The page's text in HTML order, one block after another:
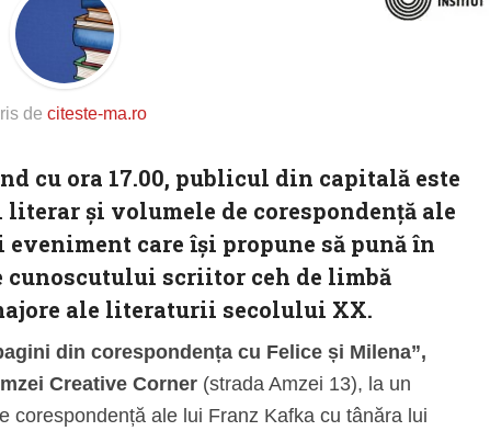
de citeste-ma.ro
cu ora 17.00, publicul din capitală este
și volumele de corespondență ale
care își propune să pună în
scriitor ceh de limbă
ale literaturii secolului XX.
din corespondența cu Felice și Milena”,
Creative Corner (strada Amzei 13), la un
corespondență ale lui Franz Kafka cu tânăra lui